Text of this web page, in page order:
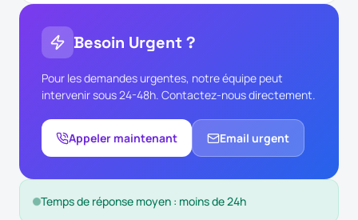
Besoin Urgent ?
Pour les demandes urgentes, notre équipe peut
intervenir sous 24-48h. Contactez-nous directement.
Appeler maintenant Email urgent
Temps de réponse moyen : moins de 24h